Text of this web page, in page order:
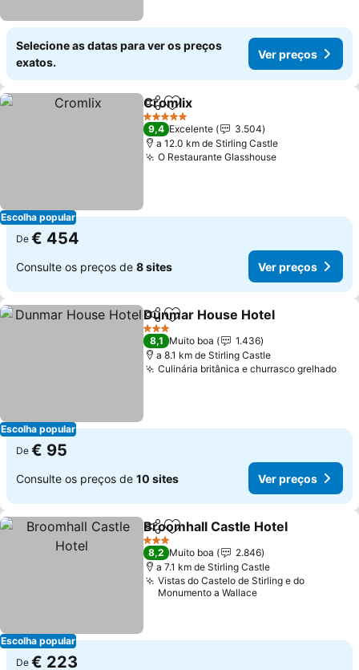
Selecione as datas para ver os preços
exatos.
Ver preços
Escolha popular
PartilharAdicionar aos favoritos
Cromlix
5 Estrelas
9,4 Excelente
3.504
a 12.0 km de Stirling Castle
O Restaurante GlasshouseVer preços
De € 454
Consulte os preços de 8 sites Ver preços
Escolha popular
PartilharAdicionar aos favoritos
Dunmar House Hotel
3 Estrelas
8,1 Muito boa
1.436
a 8.1 km de Stirling Castle
Culinária britânica e churrasco grelhado
De € 95
Consulte os preços de 10 sites Ver preços
Escolha popular
PartilharAdicionar aos favoritos
Broomhall Castle Hotel
3 Estrelas
8,2 Muito boa
2.846
a 7.1 km de Stirling Castle
Vistas do Castelo de Stirling e do
Monumento a Wallace
De € 223